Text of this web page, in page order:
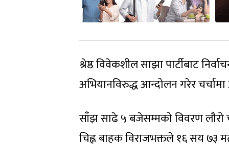
श्रेष्ठ विवेकशील साझा पार्टीबाट
अभियानविरुद्ध आन्दोलन गरेर
साँझ साढे ५ बजेसम्मको विवरण लौरो
चिह्न बाहक विराजभक्तले १६ सय ७३